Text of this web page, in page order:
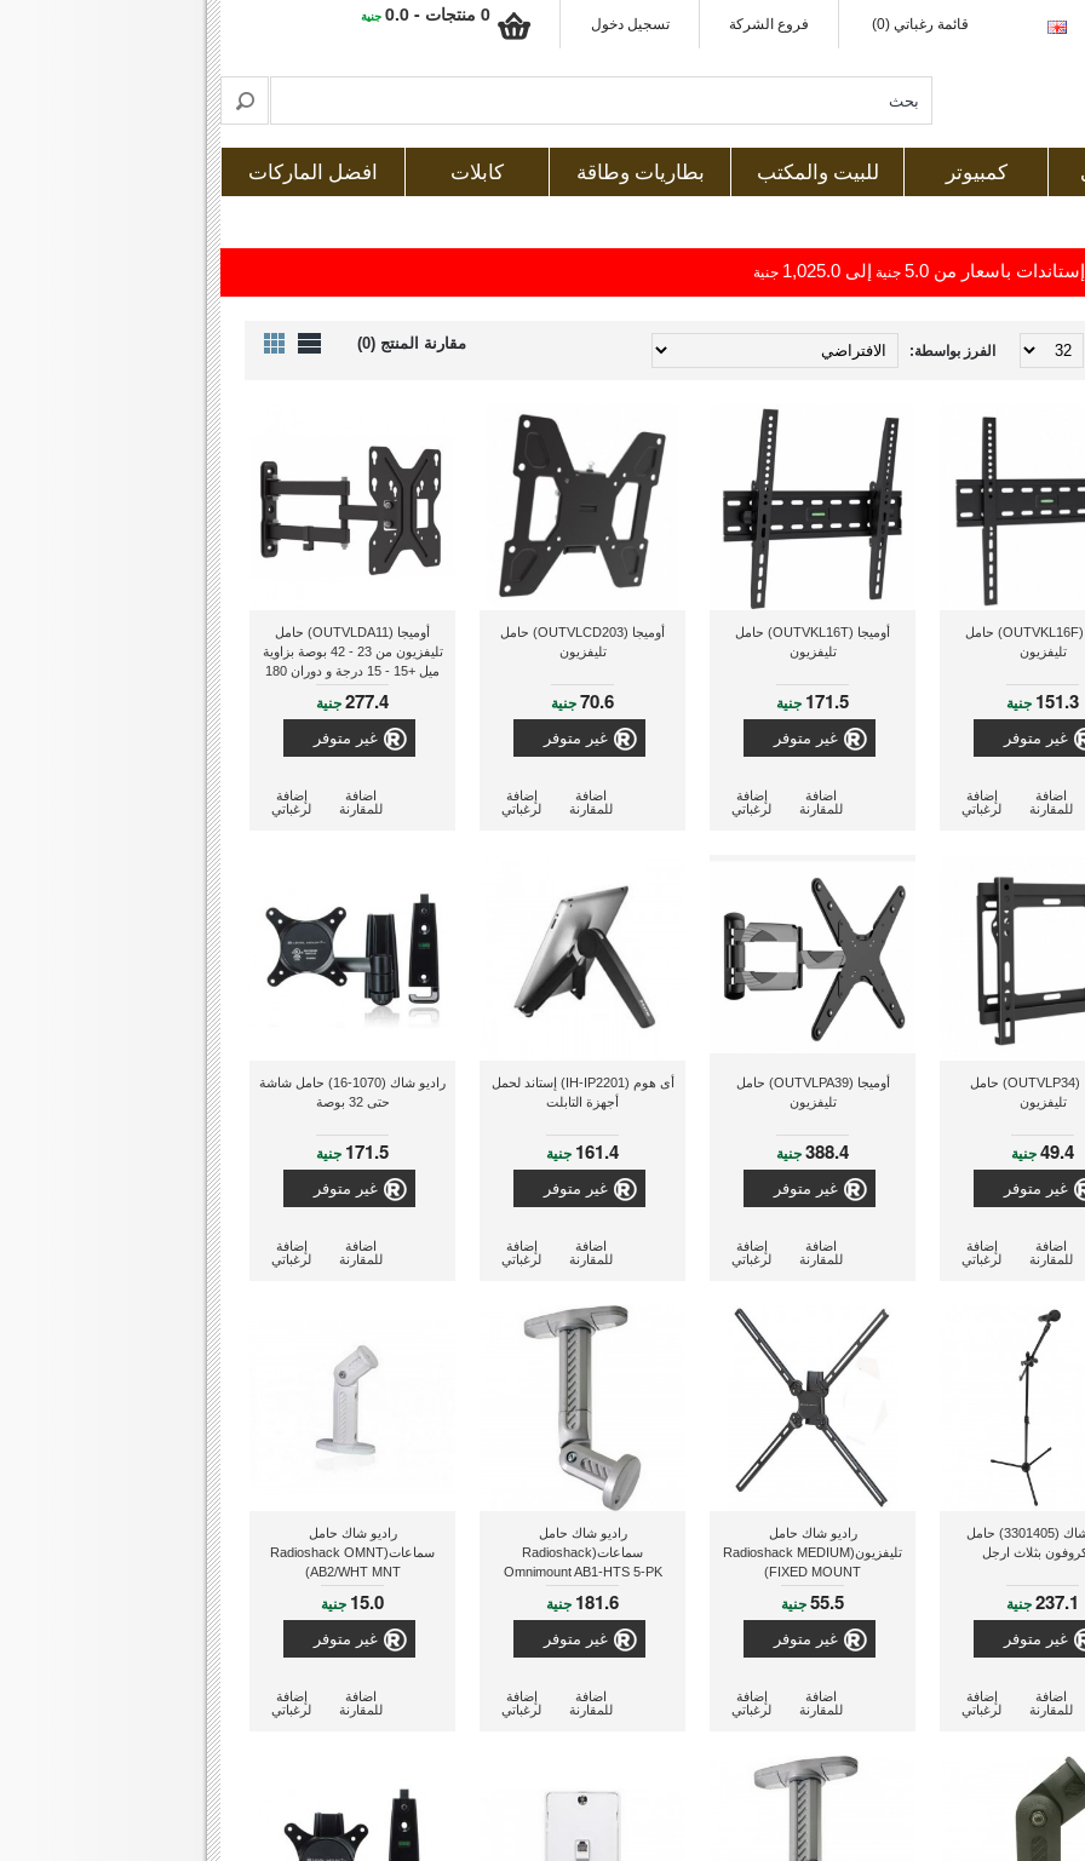
قائمة رغباتي (0) فروع الشركة تسجيل دخول 0 منتجات - 0.0 جنية
كمبيوتر للبيت والمكتب بطاريات وطاقة كابلات افضل الماركات
باسعار من 5.0 جنية إلى 1,025.0 جنية
الفرز بواسطة: مقارنة المنتج (0)
أوميجا (OUTVKL16F) حامل
تليفزيون
151.3 جنية
غير متوفر
إضافة
لرغباتي
اضافة
للمقارنة
أوميجا (OUTVKL16T) حامل
تليفزيون
171.5 جنية
غير متوفر
إضافة
لرغباتي
اضافة
للمقارنة
أوميجا (OUTVLCD203) حامل
تليفزيون
70.6جنية
غير متوفر
إضافة
لرغباتي
اضافة
للمقارنة
أوميجا (OUTVLDA11) حامل
تليفزيون من 23 - 42 بوصة بزاوية
ميل +15 - 15 درجة و دوران 180
درجة
277.4جنية
غير متوفر
إضافة
لرغباتي
اضافة
للمقارنة
أوميجا (OUTVLP34) حامل
تليفزيون
49.4جنية
غير متوفر
إضافة
لرغباتي
اضافة
للمقارنة
أوميجا (OUTVLPA39) حامل
تليفزيون
388.4جنية
غير متوفر
إضافة
لرغباتي
اضافة
للمقارنة
أى هوم (IH-IP2201) إستاند لحمل
أجهزة التابلت
161.4 جنية
غير متوفر
إضافة
لرغباتي
اضافة
للمقارنة
راديو شاك (1070-16) حامل شاشة
حتى 32 بوصة
171.5 جنية
غير متوفر
إضافة
لرغباتي
اضافة
للمقارنة
راديو شاك (3301405) حامل
بثلاث ارجل
237.1جنية
غير متوفر
إضافة
لرغباتي
اضافة
للمقارنة
راديو شاك حامل
تليفزيون(Radioshack MEDIUM
FIXED MOUNT)
55.5جنية
غير متوفر
إضافة
لرغباتي
اضافة
للمقارنة
راديو شاك حامل
سماعات(Radioshack
Omnimount AB1-HTS 5-PK
SPEAKER MOUNTS GREY)
181.6 جنية
غير متوفر
إضافة
لرغباتي
اضافة
للمقارنة
راديو شاك حامل
سماعات(Radioshack OMNT
AB2/WHT MNT)
15.0 جنية
غير متوفر
إضافة
لرغباتي
اضافة
للمقارنة